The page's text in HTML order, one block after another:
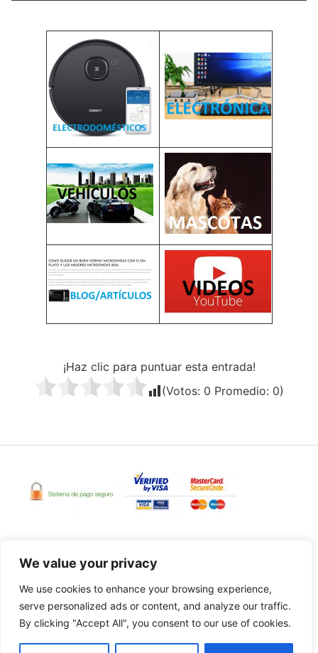
We value your privacy
We use cookies to enhance your browsing experience,
serve personalized ads or content, and analyze our traffic.
By clicking "Accept All", you consent to our use of cookies.
¡Haz clic para puntuar esta entrada!
(Votos: 0 Promedio: 0)
comprardesdecasa.com